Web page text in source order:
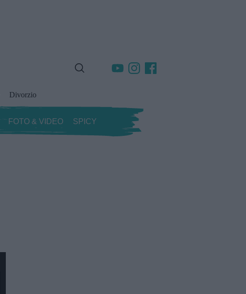
Divorzio
FOTO & VIDEO SPICY